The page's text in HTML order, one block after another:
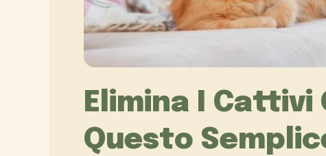
Elimina I Cattivi
Questo